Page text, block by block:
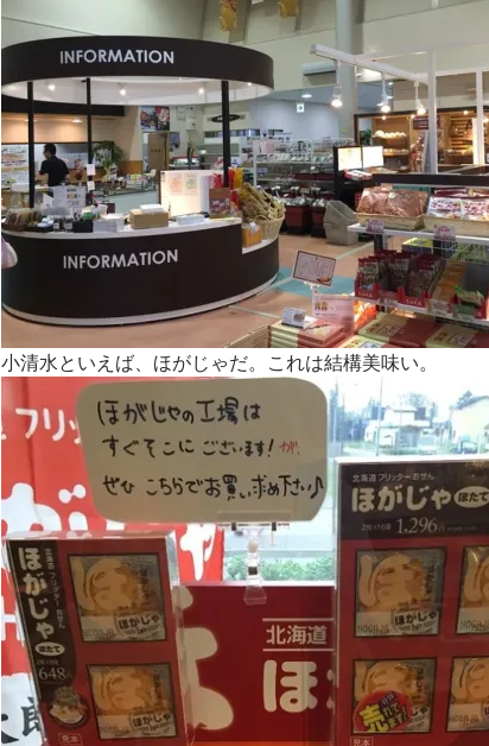
小清水といえば、ほがじゃだ。これは結構美味い。